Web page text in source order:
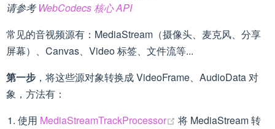
请参考WebCodecs 核心 API
常见的音视频源有：MediaStream（摄像头、麦克风、分享
屏幕）、Canvas、Video 标签、文件流等...
第一步 ，将这些源对象转换成 VideoFrame、AudioData 对
象，方法有：
使用 MediaStreamTrackProcessor (opens new window)
将 MediaStream 转